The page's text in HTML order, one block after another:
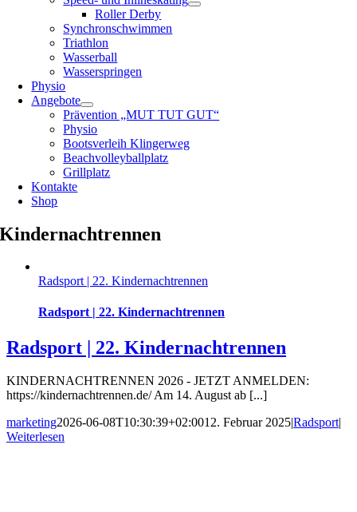
Roller Derby
Synchronschwimmen
Triathlon
Wasserball
Wasserspringen
Physio
Angebote
Prävention „MUT TUT GUT“
Physio
Bootsverleih Klingerweg
Beachvolleyballplatz
Grillplatz
Kontakte
Shop
Kindernachtrennen
Radsport | 22. Kindernachtrennen
Radsport | 22. Kindernachtrennen
Radsport | 22. Kindernachtrennen
KINDERNACHTRENNEN 2026 - JETZT ANMELDEN:
https://kindernachtrennen.de/ Am 14. August ab [...]
marketing2026-06-08T10:30:39+02:0012. Februar 2025|Radsport|
Weiterlesen